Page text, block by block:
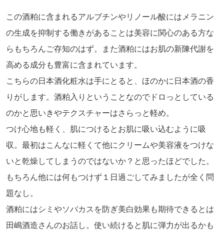
この酒粕に含まれるアルブチンやリノール酸にはメラニン
の生成を抑制する働きがあることは美容に関心のある方な
らもちろんご存知のはず。また酒粕にはお肌の新陳代謝を
高める成分も豊富に含まれています。
こちらの日本酒化粧水は手にとると、ほのかに日本酒の香
りがします。酒粕入りということなのでドロっとしている
のかと思いきやテクスチャーはさらっと軽め。
つけ心地も軽く、肌につけるとお肌に吸い込むように吸
収。最初はこんなに軽くて他にクリームや美容液をつけな
いと乾燥してしまうのではないか？と思ったほどでした。
もちろん他には何もつけず１日過ごしてみましたが全く問
題なし。
酒粕にはシミやソバカスを防ぎ美白効果も期待できるとは
田嶋酒造さんのお話し。使い続けると肌に弾力が出るかも